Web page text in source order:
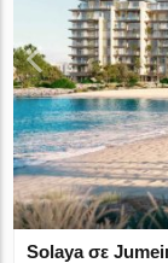
Solaya σε